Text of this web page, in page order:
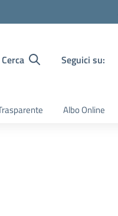
Cerca Seguici su:
Albo Online